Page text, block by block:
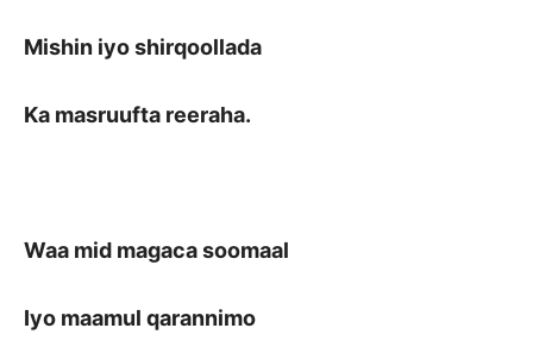
Mishin iyo shirqoollada
Ka masruufta reeraha.
Waa mid magaca soomaal
Iyo maamul qarannimo